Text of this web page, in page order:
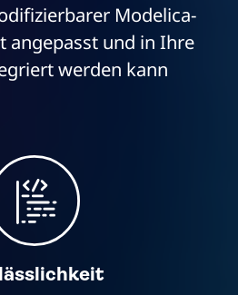
Modelica-
angepasst und in Ihre
werden kann